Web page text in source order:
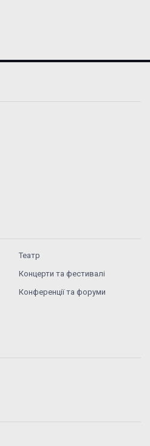
Театр
Концерти та фестивалі
Конференції та форуми